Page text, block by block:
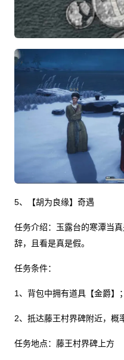
5、【胡为良缘】奇遇
任务介绍：玉露台的寒潭当
辞，且看是真是假。
任务条件：
1、背包中拥有道具【金爵】；
2、抵达藤王村界碑附近，概
任务地点：藤王村界碑上方